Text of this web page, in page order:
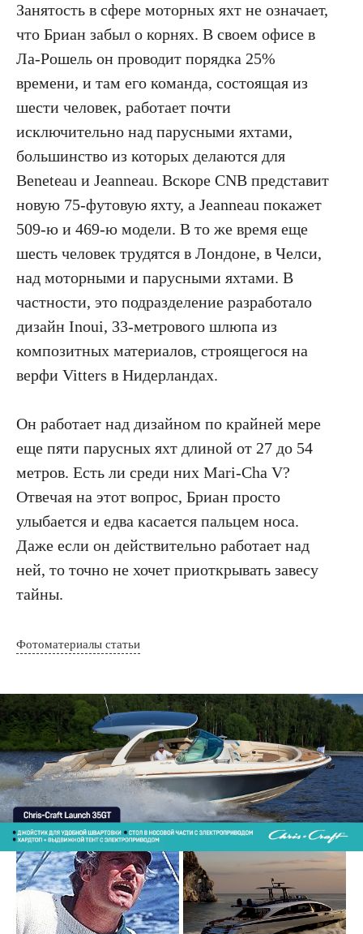
Занятость в сфере моторных яхт не означает,
что Бриан забыл о корнях. В своем офисе в
Ла-Рошель он проводит порядка 25%
времени, и там его команда, состоящая из
шести человек, работает почти
исключительно над парусными яхтами,
большинство из которых делаются для
Beneteau и Jeanneau. Вскоре CNB представит
новую 75-футовую яхту, а Jeanneau покажет
509-ю и 469-ю модели. В то же время еще
шесть человек трудятся в Лондоне, в Челси,
над моторными и парусными яхтами. В
частности, это подразделение разработало
дизайн Inoui, 33-метрового шлюпа из
композитных материалов, строящегося на
верфи Vitters в Нидерландах.
Он работает над дизайном по крайней мере
еще пяти парусных яхт длиной от 27 до 54
метров. Есть ли среди них Mari-Cha V?
Отвечая на этот вопрос, Бриан просто
улыбается и едва касается пальцем носа.
Даже если он действительно работает над
ней, то точно не хочет приоткрывать завесу
тайны.
Фотоматериалы статьи